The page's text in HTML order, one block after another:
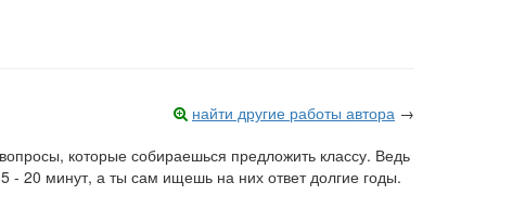
найти другие работы автора →
которые собираешься предложить классу. Ведь
- 20 минут, а ты сам ищешь на них ответ долгие годы.